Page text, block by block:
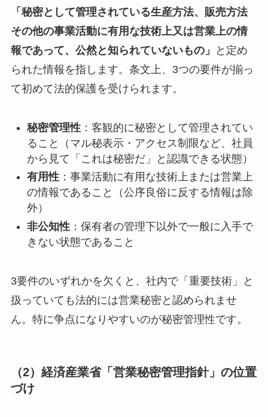
「秘密として管理されている生産方法、販売方法
その他の事業活動に有用な技術上又は営業上の情
報であって、公然と知られていないもの」
と定め
られた情報を指します。条文上、3つの要件が揃っ
て初めて法的保護を受けられます。
秘密管理性：客観的に秘密として管理されてい
ること（マル秘表示・アクセス制限など、社員
から見て「これは秘密だ」と認識できる状態）
有用性：事業活動に有用な技術上または営業上
の情報であること（公序良俗に反する情報は除
外）
非公知性：保有者の管理下以外で一般に入手で
きない状態であること
3要件のいずれかを欠くと、社内で「重要技術」と
扱っていても法的には営業秘密と認められませ
ん。特に争点になりやすいのが秘密管理性です。
（2）経済産業省「営業秘密管理指針」の位置
づけ